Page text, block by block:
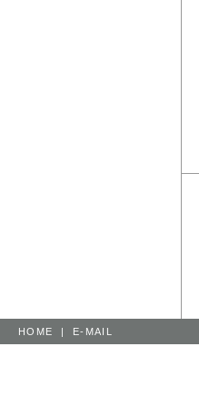
HOME | E-MAIL